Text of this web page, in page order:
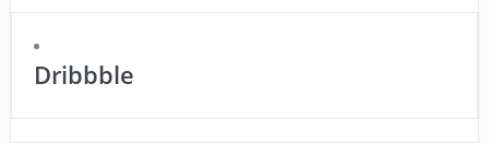
Dribbble